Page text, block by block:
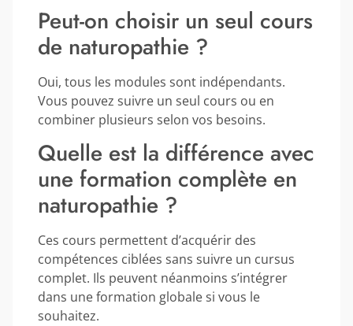
Peut-on choisir un seul cours
de naturopathie ?
Oui, tous les modules sont indépendants.
Vous pouvez suivre un seul cours ou en
combiner plusieurs selon vos besoins.
Quelle est la différence avec
une formation complète en
naturopathie ?
Ces cours permettent d’acquérir des
compétences ciblées sans suivre un cursus
complet. Ils peuvent néanmoins s’intégrer
dans une formation globale si vous le
souhaitez.